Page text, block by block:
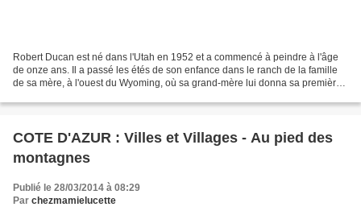
Robert Ducan est né dans l'Utah en 1952 et a commencé à peindre à l'âge
de onze ans. Il a passé les étés de son enfance dans le ranch de la famille
de sa mère, à l'ouest du Wyoming, où sa grand-mère lui donna sa première
COTE D'AZUR : Villes et Villages - Au pied des
montagnes
Publié le 28/03/2014 à 08:29
Par chezmamielucette